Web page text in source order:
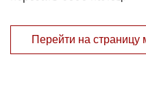
Перейти на страницу